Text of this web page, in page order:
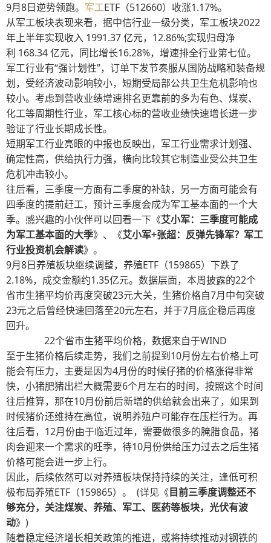
9月8日逆势领跑。 军工ETF（512660）收涨1.17%。
从军工板块表现来看，据中信行业一级分类，军工板块2022
年上半年实现收入 1991.37 亿元，12.86%;实现归母净
利 168.34 亿元，同比增长16.28%，增速排全行业第七位。
军工行业有“强计划性”，订单下发节奏服从国防战略和装备规
划，受经济波动影响较小，短期受局部公共卫生危机影响也
较小。考虑到营收业绩增速排名更靠前的多为有色、煤炭、
化工等周期性行业，军工核心标的营收业绩快速增长进一步
验证了行业长期成长性。
短期军工行业亮眼的中报也反映出，军工行业需求计划强、
确定性高，供给执行力强，横向比较其它制造业受公共卫生
危机冲击较小。
往后看，三季度一方面有二季度的补缺，另一方面可能会有
四季度的提前赶工，预计三季度会成为军工基本面的一个大
季。感兴趣的小伙伴可以回看一下《艾小军：三季度可能成
为军工基本面的大季》、《艾小军+张超：反弹先锋军？军工
行业投资机会解读》。
9月8日养殖板块继续调整，养殖ETF（159865）下跌了
2.18%，成交金额约1.35亿元。数据层面，本周披露的22个
省市生猪平均价再度突破23元大关，生猪价格自7月中旬突破
23元之后曾经快速回落至20元左右，并于7月底企稳后再度
回升。
22个省市生猪平均价格，数据来自于WIND
至于生猪价格后续走势，我们之前提到10月份左右价格上可
能会有压力，主要是因为4月份的时候仔猪的价格涨得非常
快，小猪肥猪出栏大概需要6个月左右的时间，按照这个时间
往后推算，那在10月份前后新增的供给就会出来了，如果到
时候猪价还维持在高位，说明养殖户可能存在压栏行为。再
往后看，12月份由于临近过年，需要做很多的腌腊食品，猪
肉会迎来一个需求的旺季，待10月份供给压力过去之后生猪
价格可能会进一步上行。
因此，后续依然可以对养殖板块保持持续的关注，逢低可积
极布局养殖ETF（159865）。 (详见《目前三季度调整还不
够充分，关注煤炭、养殖、军工、医药等板块，光伏有波
动》)
随着稳定经济增长相关政策的推进，或将持续推动对钢铁的